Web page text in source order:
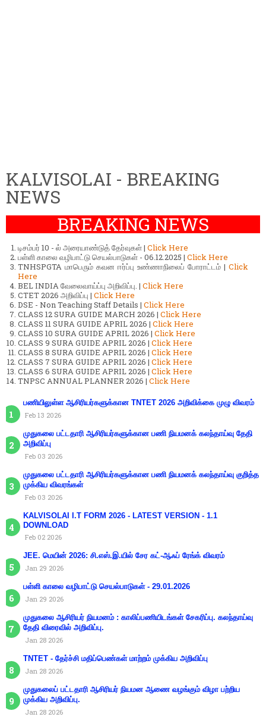
KALVISOLAI - BREAKING
NEWS
BREAKING NEWS
டிசம்பர் 10 - ல் அரையாண்டுத் தேர்வுகள் | Click Here
பள்ளி காலை வழிபாட்டு செயல்பாடுகள் - 06.12.2025 | Click Here
TNHSPGTA மாபெரும் கவன ஈர்ப்பு உண்ணாநிலைப் போராட்டம் | Click
Here
BEL INDIA வேலைவாய்ப்பு அறிவிப்பு. | Click Here
CTET 2026 அறிவிப்பு | Click Here
DSE - Non Teaching Staff Details | Click Here
CLASS 12 SURA GUIDE MARCH 2026 | Click Here
CLASS 11 SURA GUIDE APRIL 2026 | Click Here
CLASS 10 SURA GUIDE APRIL 2026 | Click Here
CLASS 9 SURA GUIDE APRIL 2026 | Click Here
CLASS 8 SURA GUIDE APRIL 2026 | Click Here
CLASS 7 SURA GUIDE APRIL 2026 | Click Here
CLASS 6 SURA GUIDE APRIL 2026 | Click Here
TNPSC ANNUAL PLANNER 2026 | Click Here
பணியிலுள்ள ஆசிரியர்களுக்கான TNTET 2026 அறிவிக்கை முழு விவரம்
Feb 13 2026
முதுகலை பட்டதாரி ஆசிரியர்களுக்கான பணி நியமனக் கலந்தாய்வு தேதி
அறிவிப்பு
Feb 03 2026
முதுகலை பட்டதாரி ஆசிரியர்களுக்கான பணி நியமனக் கலந்தாய்வு குறித்த
முக்கிய விவரங்கள்
Feb 03 2026
KALVISOLAI I.T FORM 2026 - LATEST VERSION - 1.1
DOWNLOAD
Feb 02 2026
JEE. மெயின் 2026: சி.எஸ்.இ.யில் சேர கட்-ஆஃப் ரேங்க் விவரம்
Jan 29 2026
பள்ளி காலை வழிபாட்டு செயல்பாடுகள் - 29.01.2026
Jan 29 2026
முதுகலை ஆசிரியர் நியமனம் : காலிப்பணியிடங்கள் சேகரிப்பு. கலந்தாய்வு
தேதி விரைவில் அறிவிப்பு.
Jan 28 2026
TNTET - தேர்ச்சி மதிப்பெண்கள் மாற்றம் முக்கிய அறிவிப்பு
Jan 28 2026
முதுகலைப் பட்டதாரி ஆசிரியர் நியமன ஆணை வழங்கும் விழா பற்றிய
முக்கிய அறிவிப்பு.
Jan 28 2026